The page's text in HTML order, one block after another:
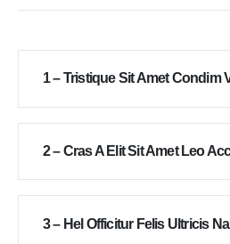
1 – Tristique Sit Amet Condim
2 – Cras A Elit Sit Amet Leo
3 – Hel Officitur Felis Ultricis